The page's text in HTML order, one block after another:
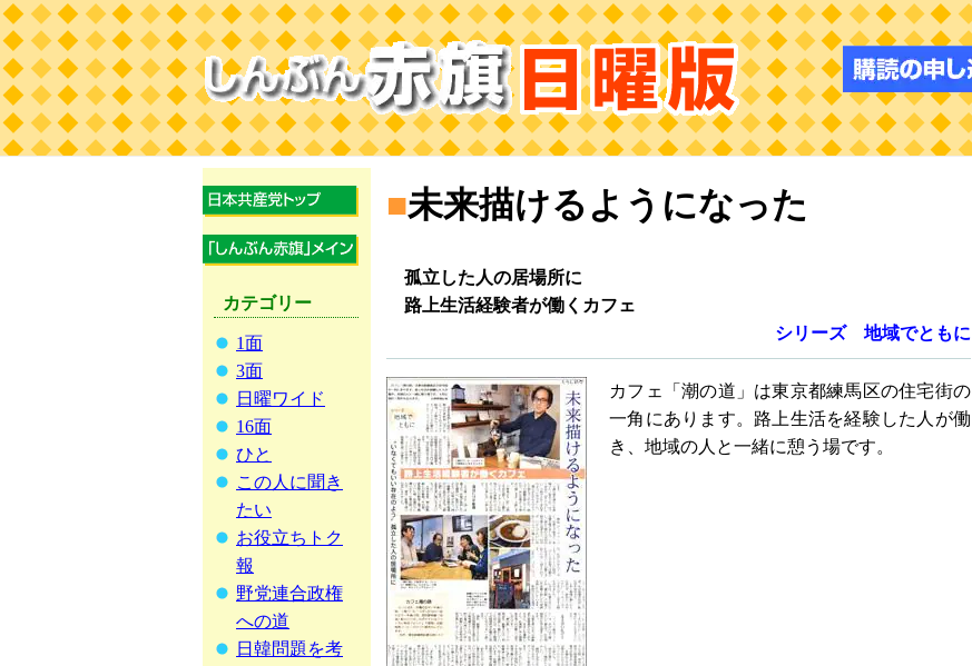
カテゴリー
1面
3面
日曜ワイド
16面
ひと
この人に聞き
たい
お役立ちトク
報
野党連合政権
への道
日韓問題を考
■未来描けるようになった
孤立した人の居場所に
路上生活経験者が働くカフェ
シリーズ 地域でともに
カフェ「潮の道」は東京都練馬区の住宅街の
一角にあります。路上生活を経験した人が働
き、地域の人と一緒に憩う場です。